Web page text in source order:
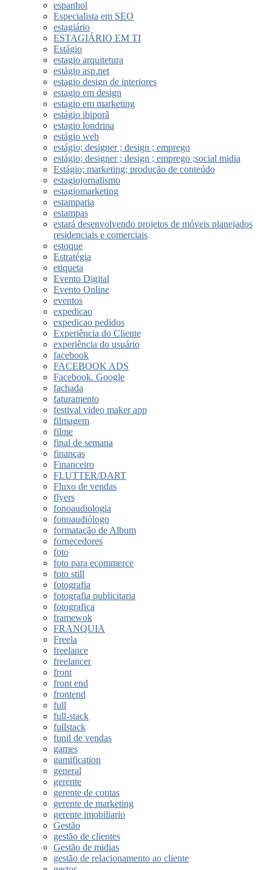
espanhol
Especialista em SEO
estagiário
ESTAGIÁRIO EM TI
Estágio
estagio arquitetura
estágio asp.net
estagio design de interiores
estagio em design
estagio em marketing
estágio ibiporã
estagio londrina
estágio web
estágio; designer ; design ; emprego
estágio; designer ; design ; emprego ;social midia
Estágio; marketing; produção de conteúdo
estagiojornalismo
estagiomarketing
estamparia
estampas
estará desenvolvendo projetos de móveis planejados
residenciais e comerciais
estoque
Estratégia
etiqueta
Evento Digital
Evento Online
eventos
expedicao
expedicao pedidos
Experiência do Cliente
experiência do usuário
facebook
FACEBOOK ADS
Facebook. Google
fachada
faturamento
festival video maker app
filmagem
filme
final de semana
finanças
Financeiro
FLUTTER/DART
Fluxo de vendas
flyers
fonoaudiologia
fonoaudiólogo
formatação de Album
fornecedores
foto
foto para ecommerce
foto still
fotografia
fotografia publicitaria
fotografica
framewok
FRANQUIA
Freela
freelance
freelancer
front
front end
frontend
full
full-stack
fullstack
funil de vendas
games
gamification
general
gerente
gerente de contas
gerente de marketing
gerente imobiliario
Gestão
gestão de clientes
Gestão de midias
gestão de relacionamento ao cliente